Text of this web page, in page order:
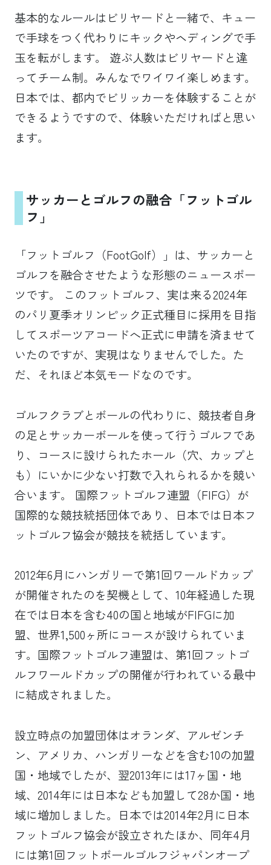
基本的なルールはビリヤードと一緒で、キュー
で手球をつく代わりにキックやヘディングで手
玉を転がします。 遊ぶ人数はビリヤードと違
ってチーム制。みんなでワイワイ楽しめます。
日本では、都内でビリッカーを体験することが
できるようですので、体験いただければと思い
ます。
サッカーとゴルフの融合「フットゴル
フ」
「フットゴルフ（FootGolf）」は、サッカーと
ゴルフを融合させたような形態のニュースポー
ツです。 このフットゴルフ、実は来る2024年
のパリ夏季オリンピック正式種目に採用を目指
してスポーツアコードへ正式に申請を済ませて
いたのですが、実現はなりませんでした。た
だ、それほど本気モードなのです。
ゴルフクラブとボールの代わりに、競技者自身
の足とサッカーボールを使って行うゴルフであ
り、コースに設けられたホール（穴、カップと
も）にいかに少ない打数で入れられるかを競い
合います。 国際フットゴルフ連盟（FIFG）が
国際的な競技統括団体であり、日本では日本フ
ットゴルフ協会が競技を統括しています。
2012年6月にハンガリーで第1回ワールドカップ
が開催されたのを契機として、10年経過した現
在では日本を含む40の国と地域がFIFGに加
盟、世界1,500ヶ所にコースが設けられていま
す。国際フットゴルフ連盟は、第1回フットゴ
ルフワールドカップの開催が行われている最中
に結成されました。
設立時点の加盟団体はオランダ、アルゼンチ
ン、アメリカ、ハンガリーなどを含む10の加盟
国・地域でしたが、翌2013年には17ヶ国・地
域、2014年には日本なども加盟して28か国・地
域に増加しました。日本では2014年2月に日本
フットゴルフ協会が設立されたほか、同年4月
には第1回フットボールゴルフジャパンオープ